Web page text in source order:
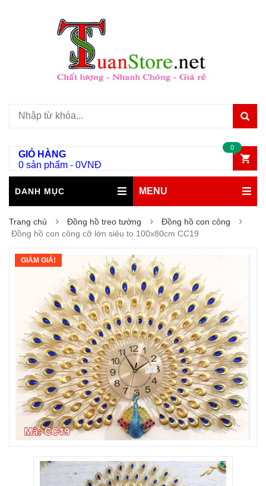
GIỎ HÀNG
0 sản phẩm - 0VNĐ
0
DANH MỤC MENU
Trang chủ Đồng hồ treo tường
Đồng hồ con công
Đồng hồ con công cỡ lớn siêu to 100x80cm CC19
GIẢM GIÁ!